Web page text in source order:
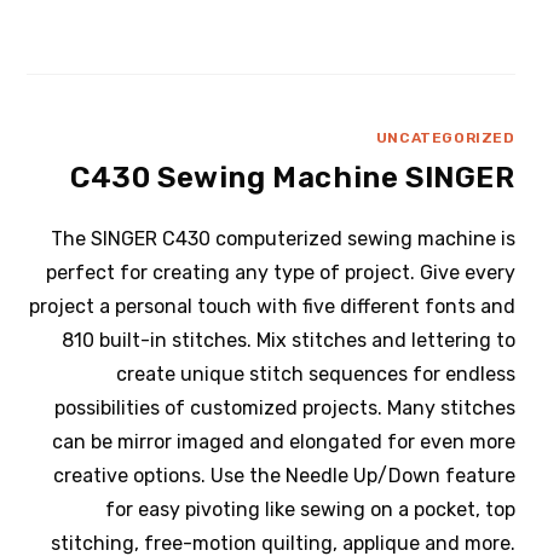
UNCATEGORIZED
C430 Sewing Machine SINGER
The SINGER C430 computerized sewing machine is
perfect for creating any type of project. Give every
project a personal touch with five different fonts and
810 built-in stitches. Mix stitches and lettering to
create unique stitch sequences for endless
possibilities of customized projects. Many stitches
can be mirror imaged and elongated for even more
creative options. Use the Needle Up/Down feature
for easy pivoting like sewing on a pocket, top
stitching, free-motion quilting, applique and more.